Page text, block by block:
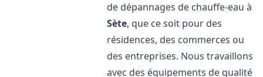
de dépannages de chauffe-eau à
Sète, que ce soit pour des
résidences, des commerces ou
des entreprises. Nous travaillons
avec des équipements de qualité